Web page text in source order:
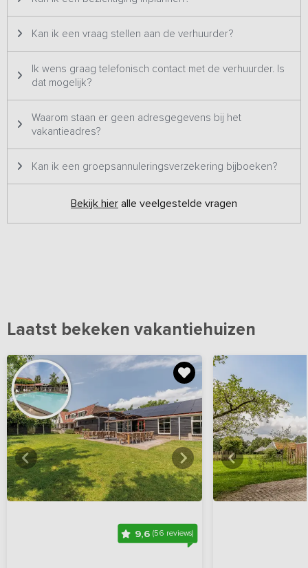
Dit vakantieadres is zowel voor kleine als grotere groepen
geschikt en staat daarom twee keer op ons platform. Het betreft
hetzelfde vakantieadres met dezelfde foto's & prijzen en wordt
dus ook altijd aan één groep tegelijk verhuurd.
Kan ik een vraag stellen aan de verhuurder?
Ik wens graag telefonisch contact met de verhuurder. Is
dat mogelijk?
Waarom staan er geen adresgegevens bij het
vakantieadres?
Kan ik een groepsannuleringsverzekering bijboeken?
Bekijk hier alle veelgestelde vragen
Laatst bekeken vakantiehuizen
9,6 (56 reviews)
Bekijkhieralle foto's Bekijk